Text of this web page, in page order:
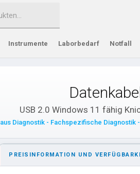
Instrumente Laborbedarf Notfall
USB 2.0 Windows 11 fähig
aus Diagnostik - Fachspezifische
PREISINFORMATION UND